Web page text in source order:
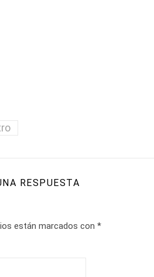
RESPUESTA
están marcados con *